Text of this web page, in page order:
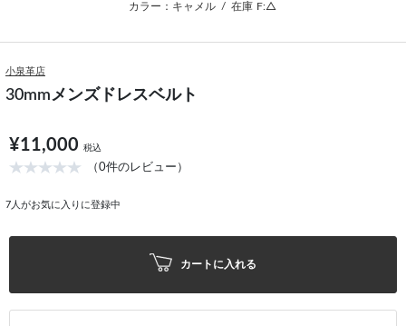
カラー：キャメル / 在庫 F:△
小泉革店
30mmメンズドレスベルト
¥11,000 税込
（0件のレビュー）
7 人がお気に入りに登録中
カートに入れる